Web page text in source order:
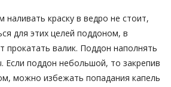
краску в ведро не стоит,
для этих целей поддоном, в
валик. Поддон наполнять
Если поддон небольшой, то закрепив
можно избежать попадания капель